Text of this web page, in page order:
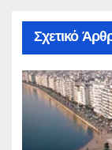
Σχετικό